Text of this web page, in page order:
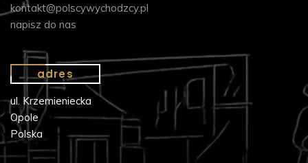
kontakt@polscywychodzcy.pl
napisz do nas
adres
ul. Krzemieniecka
Opole
Polska